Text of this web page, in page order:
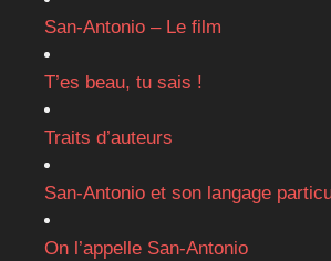
San-Antonio – Le film
T’es beau, tu sais !
Traits d’auteurs
San-Antonio et son langage
On l’appelle San-Antonio